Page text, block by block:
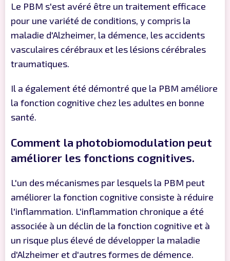
Le PBM s'est avéré être un traitement efficace
pour une variété de conditions, y compris la
maladie d'Alzheimer, la démence, les accidents
vasculaires cérébraux et les lésions cérébrales
traumatiques.
Il a également été démontré que la PBM améliore
la fonction cognitive chez les adultes en bonne
santé.
Comment la photobiomodulation peut
améliorer les fonctions cognitives.
L'un des mécanismes par lesquels la PBM peut
améliorer la fonction cognitive consiste à réduire
l'inflammation. L'inflammation chronique a été
associée à un déclin de la fonction cognitive et à
un risque plus élevé de développer la maladie
d'Alzheimer et d'autres formes de démence.